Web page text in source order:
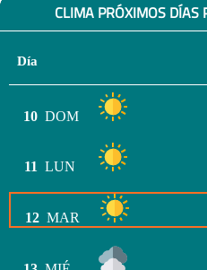
CLIMA PRÓXIMOS DÍAS
Día
10 DOM
11 LUN
12 MAR